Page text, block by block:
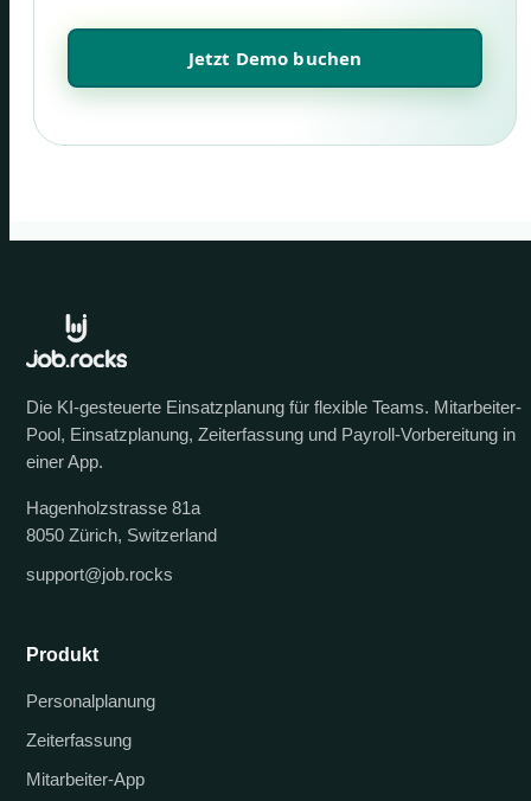
Jetzt Demo buchen
Die KI-gesteuerte Einsatzplanung für flexible Teams. Mitarbeiter-
Pool, Einsatzplanung, Zeiterfassung und Payroll-Vorbereitung in
einer App.
Hagenholzstrasse 81a
8050 Zürich, Switzerland
support@job.rocks
Produkt
Personalplanung
Zeiterfassung
Mitarbeiter-App